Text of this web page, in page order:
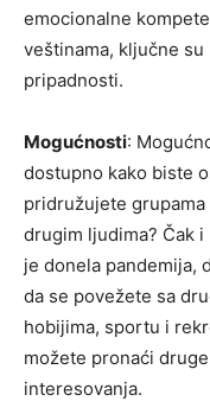
emocionalne
veštinama, ključne
pripadnosti.
Mogućnosti:
dostupno kako biste
pridružujete
drugim ljudima? Čak
je donela pandemija,
da se povežete sa
hobijima, sportu i
možete pronaći
interesovanja.